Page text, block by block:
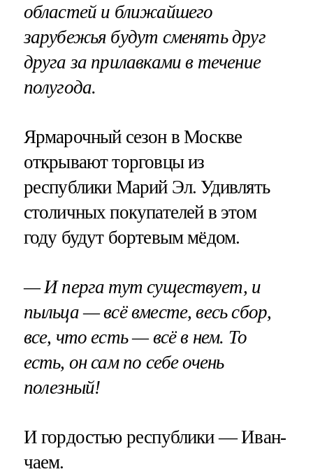
областей и ближайшего
зарубежья будут сменять друг
друга за прилавками в течение
полугода.
Ярмарочный сезон в Москве
открывают торговцы из
республики Марий Эл. Удивлять
столичных покупателей в этом
году будут бортевым мёдом.
— И перга тут существует, и
пыльца — всё вместе, весь сбор,
все, что есть — всё в нем. То
есть, он сам по себе очень
полезный!
И гордостью республики — Иван-
чаем.